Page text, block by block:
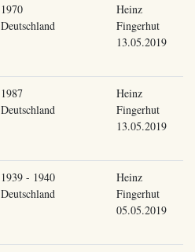
1970
Deutschland
Heinz
Fingerhut
13.05.2019
1987
Deutschland
Heinz
Fingerhut
13.05.2019
1939 - 1940
Deutschland
Heinz
Fingerhut
05.05.2019